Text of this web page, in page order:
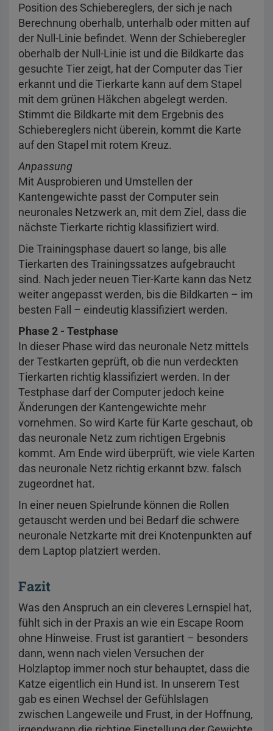
Position des Schiebereglers, der sich je nach
Berechnung oberhalb, unterhalb oder mitten auf
der Null-Linie befindet. Wenn der Schieberegler
oberhalb der Null-Linie ist und die Bildkarte das
gesuchte Tier zeigt, hat der Computer das Tier
erkannt und die Tierkarte kann auf dem Stapel
mit dem grünen Häkchen abgelegt werden.
Stimmt die Bildkarte mit dem Ergebnis des
Schiebereglers nicht überein, kommt die Karte
auf den Stapel mit rotem Kreuz.
Anpassung
Mit Ausprobieren und Umstellen der
Kantengewichte passt der Computer sein
neuronales Netzwerk an, mit dem Ziel, dass die
nächste Tierkarte richtig klassifiziert wird.
Die Trainingsphase dauert so lange, bis alle
Tierkarten des Trainingssatzes aufgebraucht
sind. Nach jeder neuen Tier-Karte kann das Netz
weiter angepasst werden, bis die Bildkarten – im
besten Fall – eindeutig klassifiziert werden.
Phase 2 - Testphase
In dieser Phase wird das neuronale Netz mittels
der Testkarten geprüft, ob die nun verdeckten
Tierkarten richtig klassifiziert werden. In der
Testphase darf der Computer jedoch keine
Änderungen der Kantengewichte mehr
vornehmen. So wird Karte für Karte geschaut, ob
das neuronale Netz zum richtigen Ergebnis
kommt. Am Ende wird überprüft, wie viele Karten
das neuronale Netz richtig erkannt bzw. falsch
zugeordnet hat.
In einer neuen Spielrunde können die Rollen
getauscht werden und bei Bedarf die schwere
neuronale Netzkarte mit drei Knotenpunkten auf
dem Laptop platziert werden.
Fazit
Was den Anspruch an ein cleveres Lernspiel hat,
fühlt sich in der Praxis an wie ein Escape Room
ohne Hinweise. Frust ist garantiert – besonders
dann, wenn nach vielen Versuchen der
Holzlaptop immer noch stur behauptet, dass die
Katze eigentlich ein Hund ist. In unserem Test
gab es einen Wechsel der Gefühlslagen
zwischen Langeweile und Frust, in der Hoffnung,